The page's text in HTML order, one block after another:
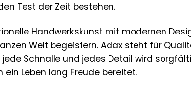
Test der Zeit bestehen.
Handwerkskunst mit modernen
Welt begeistern. Adax steht für
Schnalle und jedes Detail wird
Leben lang Freude bereitet.